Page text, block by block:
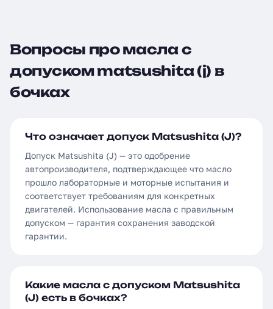
Вопросы про масла с
допуском matsushita (j) в
бочках
Что означает допуск Matsushita (J)?
Допуск Matsushita (J) — это одобрение
автопроизводителя, подтверждающее что масло
прошло лабораторные и моторные испытания и
соответствует требованиям для конкретных
двигателей. Использование масла с правильным
допуском — гарантия сохранения заводской
гарантии.
Какие масла с допуском Matsushita
(J) есть в бочках?